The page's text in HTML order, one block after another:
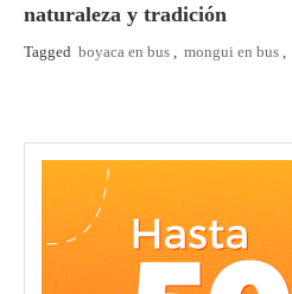
naturaleza y tradición
Tagged boyaca en bus , mongui en bus ,